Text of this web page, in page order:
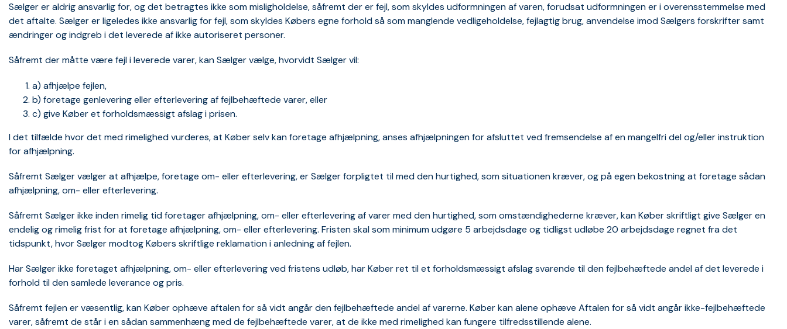
Sælger er aldrig ansvarlig for, og det betragtes ikke som misligholdelse, såfremt der er fejl, som skyldes udformningen af varen, forudsat udformningen er i overensstemmelse med
det aftalte. Sælger er ligeledes ikke ansvarlig for fejl, som skyldes Købers egne forhold så som manglende vedligeholdelse, fejlagtig brug, anvendelse imod Sælgers forskrifter samt
ændringer og indgreb i det leverede af ikke autoriseret personer.
Såfremt der måtte være fejl i leverede varer, kan Sælger vælge, hvorvidt Sælger vil:
a) afhjælpe fejlen,
b) foretage genlevering eller efterlevering af fejlbehæftede varer, eller
c) give Køber et forholdsmæssigt afslag i prisen.
I det tilfælde hvor det med rimelighed vurderes, at Køber selv kan foretage afhjælpning, anses afhjælpningen for afsluttet ved fremsendelse af en mangelfri del og/eller instruktion
for afhjælpning.
Såfremt Sælger vælger at afhjælpe, foretage om- eller efterlevering, er Sælger forpligtet til med den hurtighed, som situationen kræver, og på egen bekostning at foretage sådan
afhjælpning, om- eller efterlevering.
Såfremt Sælger ikke inden rimelig tid foretager afhjælpning, om- eller efterlevering af varer med den hurtighed, som omstændighederne kræver, kan Køber skriftligt give Sælger en
endelig og rimelig frist for at foretage afhjælpning, om- eller efterlevering. Fristen skal som minimum udgøre 5 arbejdsdage og tidligst udløbe 20 arbejdsdage regnet fra det
tidspunkt, hvor Sælger modtog Købers skriftlige reklamation i anledning af fejlen.
Har Sælger ikke foretaget afhjælpning, om- eller efterlevering ved fristens udløb, har Køber ret til et forholdsmæssigt afslag svarende til den fejlbehæftede andel af det leverede i
forhold til den samlede leverance og pris.
Såfremt fejlen er væsentlig, kan Køber ophæve aftalen for så vidt angår den fejlbehæftede andel af varerne. Køber kan alene ophæve Aftalen for så vidt angår ikke-fejlbehæftede
varer, såfremt de står i en sådan sammenhæng med de fejlbehæftede varer, at de ikke med rimelighed kan fungere tilfredsstillende alene.